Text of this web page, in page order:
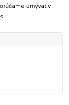
umývať v